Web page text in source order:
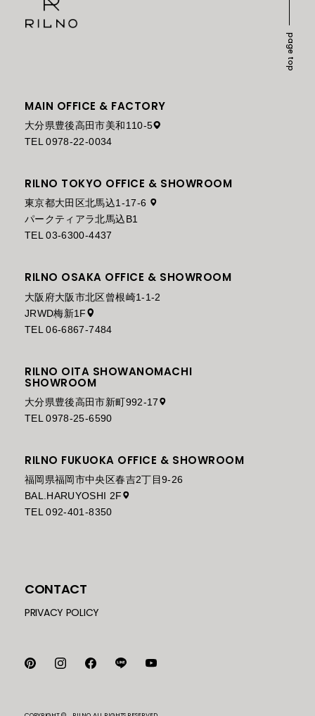
page top
MAIN OFFICE & FACTORY
大分県豊後高田市美和110-5
TEL 0978-22-0034
RILNO TOKYO OFFICE & SHOWROOM
東京都大田区北馬込1-17-6
パークティアラ北馬込B1
TEL 03-6300-4437
RILNO OSAKA OFFICE & SHOWROOM
大阪府大阪市北区曾根崎1-1-2
JRWD梅新1F
TEL 06-6867-7484
RILNO OITA SHOWANOMACHI
SHOWROOM
大分県豊後高田市新町992-17
TEL 0978-25-6590
RILNO FUKUOKA OFFICE & SHOWROOM
福岡県福岡市中央区春吉2丁目9-26
BAL.HARUYOSHI 2F
TEL 092-401-8350
CONTACT
PRIVACY POLICY